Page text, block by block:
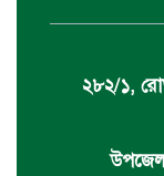
২৮২/১,